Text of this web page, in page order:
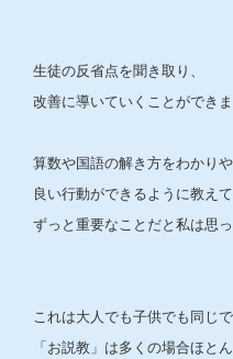
生徒の反省点を聞き取り、
改善に導いていくことができま
算数や国語の解き方をわかり
良い行動ができるように教え
ずっと重要なことだと私は思っ
これは大人でも子供でも同じで
「お説教」は多くの場合ほと